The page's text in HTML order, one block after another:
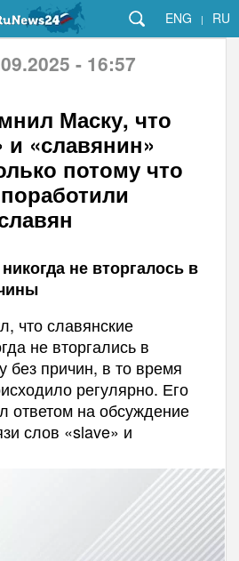
ENG | RU
- 16:57
Маску, что
и «славянин»
потому что
не вторгалось в
что славянские
не вторгались в
причин, в то время
регулярно. Его
ответом на обсуждение
слов «slave» и